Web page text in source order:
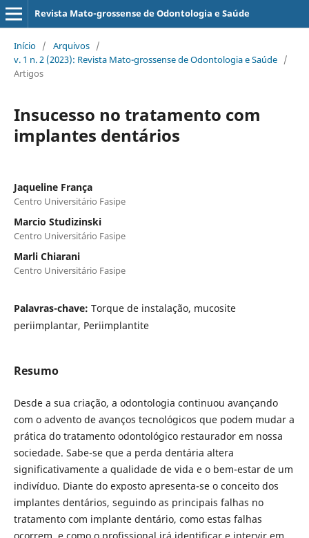
Revista Mato-grossense de Odontologia e Saúde
Início / Arquivos /
v. 1 n. 2 (2023): Revista Mato-grossense de Odontologia e Saúde /
Artigos
Insucesso no tratamento com
implantes dentários
Jaqueline França
Centro Universitário Fasipe
Marcio Studizinski
Centro Universitário Fasipe
Marli Chiarani
Centro Universitário Fasipe
Palavras-chave: Torque de instalação, mucosite
periimplantar, Periimplantite
Resumo
Desde a sua criação, a odontologia continuou avançando
com o advento de avanços tecnológicos que podem mudar a
prática do tratamento odontológico restaurador em nossa
sociedade. Sabe-se que a perda dentária altera
significativamente a qualidade de vida e o bem-estar de um
indivíduo. Diante do exposto apresenta-se o conceito dos
implantes dentários, seguindo as principais falhas no
tratamento com implante dentário, como estas falhas